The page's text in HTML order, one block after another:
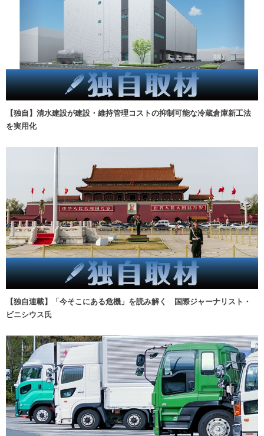
【独自】清水建設が建設・維持管理コストの抑制可能な冷蔵倉庫新工法
を実用化
【独自連載】「今そこにある危機」を読み解く 国際ジャーナリスト・
ビニシウス氏